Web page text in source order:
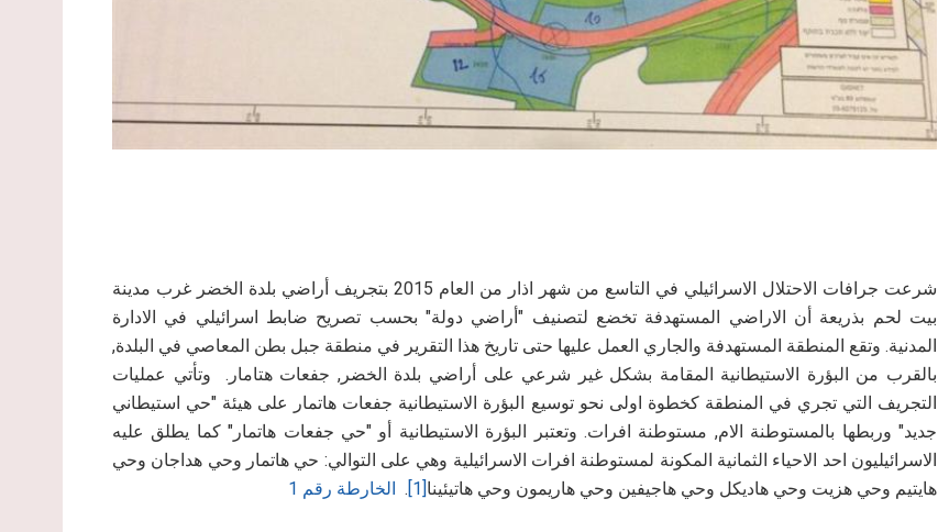
شرعت جرافات الاحتلال الاسرائيلي في التاسع من شهر اذار من العام 2015 بتجريف أراضي بلدة الخضر غرب مدينة
بيت لحم بذريعة أن الاراضي المستهدفة تخضع لتصنيف "أراضي دولة" بحسب تصريح ضابط اسرائيلي في الادارة
المدنية. وتقع المنطقة المستهدفة والجاري العمل عليها حتى تاريخ هذا التقرير في منطقة جبل بطن المعاصي في البلدة,
بالقرب من البؤرة الاستيطانية المقامة بشكل غير شرعي على أراضي بلدة الخضر, جفعات هتامار. وتأتي عمليات
التجريف التي تجري في المنطقة كخطوة اولى نحو توسيع البؤرة الاستيطانية جفعات هاتمار على هيئة "حي استيطاني
جديد" وربطها بالمستوطنة الام, مستوطنة افرات. وتعتبر البؤرة الاستيطانية أو "حي جفعات هاتمار" كما يطلق عليه
الاسرائيليون احد الاحياء الثمانية المكونة لمستوطنة افرات الاسرائيلية وهي على التوالي: حي هاتمار وحي هداجان وحي
هايتيم وحي هزيت وحي هاديكل وحي هاجيفين وحي هاريمون وحي هاتيئينا[1]
. الخارطة رقم 1